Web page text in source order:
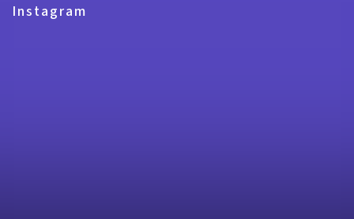
Instagram